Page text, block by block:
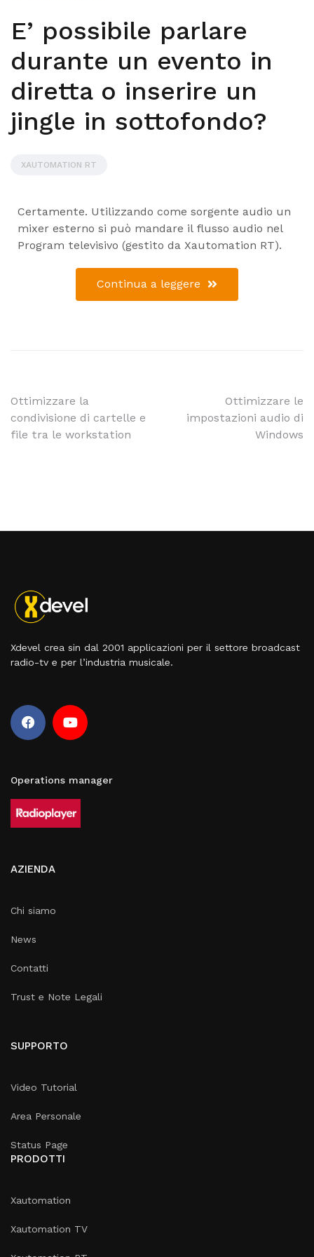
E’ possibile parlare
durante un evento in
diretta o inserire un
jingle in sottofondo?
XAUTOMATION RT
Certamente. Utilizzando come sorgente audio un
mixer esterno si può mandare il flusso audio nel
Program televisivo (gestito da Xautomation RT).
Continua a leggere
Ottimizzare la
condivisione di cartelle e
file tra le workstation
Ottimizzare le
impostazioni audio di
Windows
Xdevel crea sin dal 2001 applicazioni per il settore broadcast
radio-tv e per l’industria musicale.
Operations manager
AZIENDA
Chi siamo
News
Contatti
Trust e Note Legali
SUPPORTO
Video Tutorial
Area Personale
Status Page
PRODOTTI
Xautomation
Xautomation TV